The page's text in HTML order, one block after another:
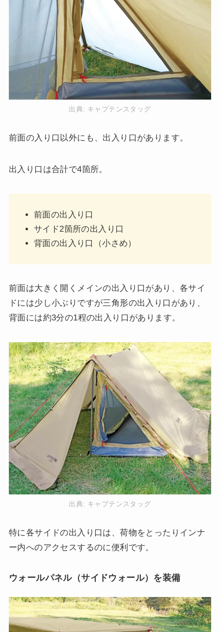
出典: キャプテンスタッグ
前面の入り口以外にも、出入り口があります。
出入り口は合計で4箇所。
前面の出入り口
サイド2箇所の出入り口
背面の出入り口（小さめ）
前面は大きく開くメインの出入り口があり、各サイ
ドには少し小ぶりですが三角形の出入り口があり、
背面には約3分の1程の出入り口があります。
出典: キャプテンスタッグ
特に各サイドの出入り口は、荷物をとったりインナ
ー内へのアクセスするのに便利です。
ウォールパネル（サイドウォール）を装備